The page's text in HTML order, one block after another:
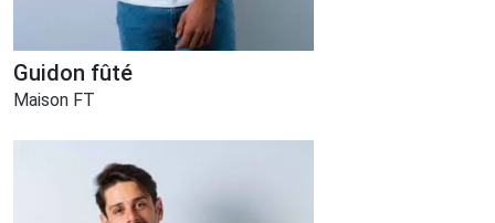
Guidon fûté
Maison FT